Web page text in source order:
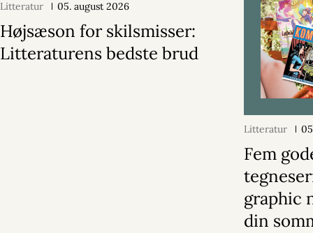
Litteratur 05. august 2026
Højsæson for skilsmisser:
Litteraturens bedste brud
Litteratur
Fem
graphic
din